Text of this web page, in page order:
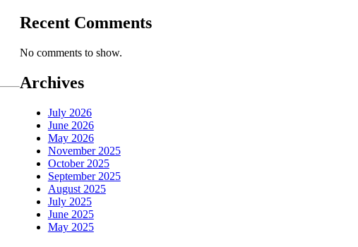
Recent Comments
No comments to show.
Archives
July 2026
June 2026
May 2026
November 2025
October 2025
September 2025
August 2025
July 2025
June 2025
May 2025